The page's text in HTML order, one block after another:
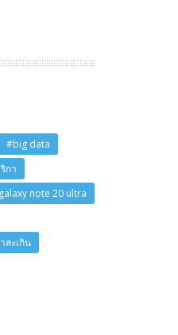
#big data
กา
note 20 ultra
สะเกิน